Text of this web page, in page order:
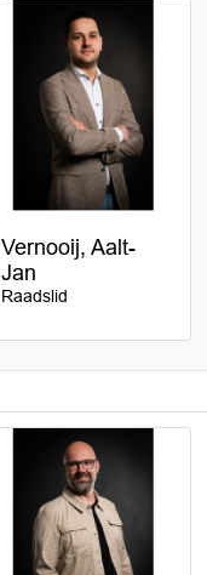
Vernooij, Aalt-
Jan
Raadslid